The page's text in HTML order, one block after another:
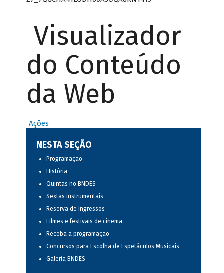
Visualizador
do Conteúdo
da Web
Ações
NESTA SEÇÃO
Programação
História
Quintas no BNDES
Sextas instrumentais
Reserva de ingressos
Filmes e festivais de cinema
Receba a programação
Concursos para Escolha de Espetáculos Musicais
Galeria BNDES